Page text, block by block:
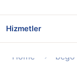
Hizmetler
Home